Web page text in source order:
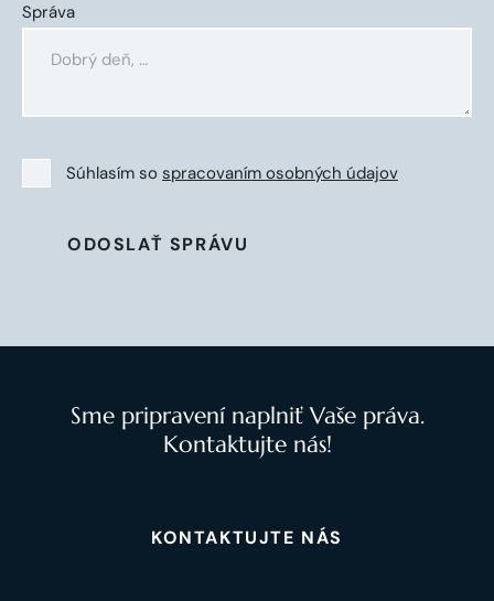
Správa
Súhlasím so spracovaním osobných údajov
ODOSLAŤ SPRÁVU
Sme pripravení naplniť Vaše práva.
Kontaktujte nás!
KONTAKTUJTE NÁS